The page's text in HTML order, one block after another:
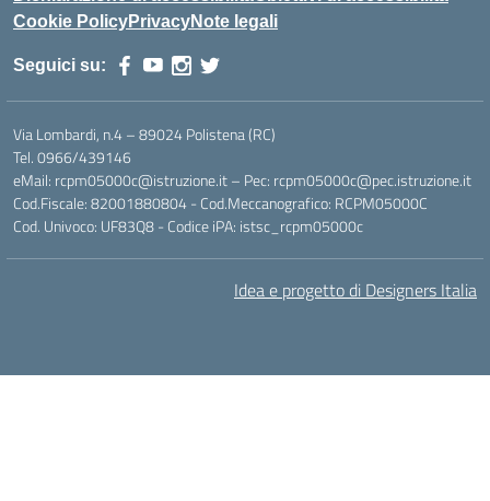
Cookie PolicyPrivacyNote legali
Seguici su:
Via Lombardi, n.4 – 89024 Polistena (RC)
Tel. 0966/439146
eMail: rcpm05000c@istruzione.it – Pec: rcpm05000c@pec.istruzione.it
Cod.Fiscale: 82001880804 - Cod.Meccanografico: RCPM05000C
Cod. Univoco: UF83Q8 - Codice iPA: istsc_rcpm05000c
Idea e progetto di Designers Italia